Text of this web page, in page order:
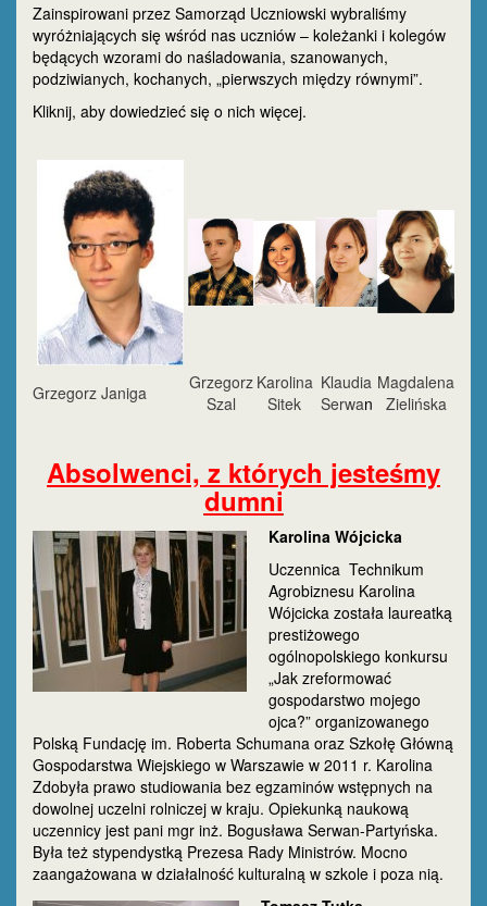
Zainspirowani przez Samorząd Uczniowski wybraliśmy
wyróżniających się wśród nas uczniów – koleżanki i kolegów
będących wzorami do naśladowania, szanowanych,
podziwianych, kochanych, „pierwszych między równymi”.
Kliknij, aby dowiedzieć się o nich więcej.
Grzegorz Janiga
Grzegorz
Szal
Karolina
Sitek
Klaudia
Serwan
Magdalena
Zielińska
Absolwenci, z których jesteśmy
dumni
Karolina Wójcicka
Uczennica Technikum
Agrobiznesu Karolina
Wójcicka została laureatką
prestiżowego
ogólnopolskiego konkursu
„Jak zreformować
gospodarstwo mojego
ojca?” organizowanego
Polską Fundację im. Roberta Schumana oraz Szkołę Główną
Gospodarstwa Wiejskiego w Warszawie w 2011 r. Karolina
Zdobyła prawo studiowania bez egzaminów wstępnych na
dowolnej uczelni rolniczej w kraju. Opiekunką naukową
uczennicy jest pani mgr inż. Bogusława Serwan-Partyńska.
Była też stypendystką Prezesa Rady Ministrów. Mocno
zaangażowana w działalność kulturalną w szkole i poza nią.